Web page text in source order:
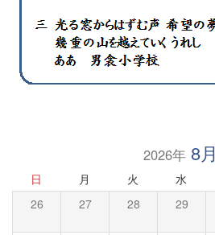
2026年8月
日 月 火 水
26 27 28 29